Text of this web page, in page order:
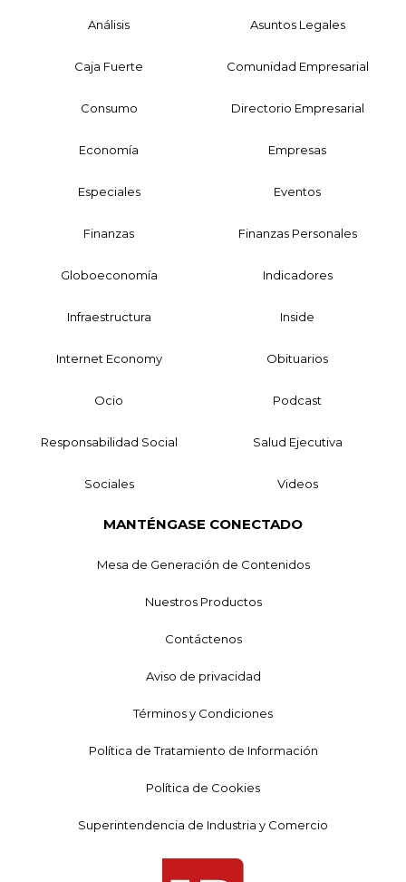
Análisis Asuntos Legales
Caja Fuerte Comunidad Empresarial
Consumo Directorio Empresarial
Economía Empresas
Especiales Eventos
Finanzas Finanzas Personales
Globoeconomía Indicadores
Infraestructura Inside
Internet Economy Obituarios
Ocio Podcast
Responsabilidad Social Salud Ejecutiva
Sociales Videos
MANTÉNGASE CONECTADO
Mesa de Generación de Contenidos
Nuestros Productos
Contáctenos
Aviso de privacidad
Términos y Condiciones
Política de Tratamiento de Información
Política de Cookies
Superintendencia de Industria y Comercio